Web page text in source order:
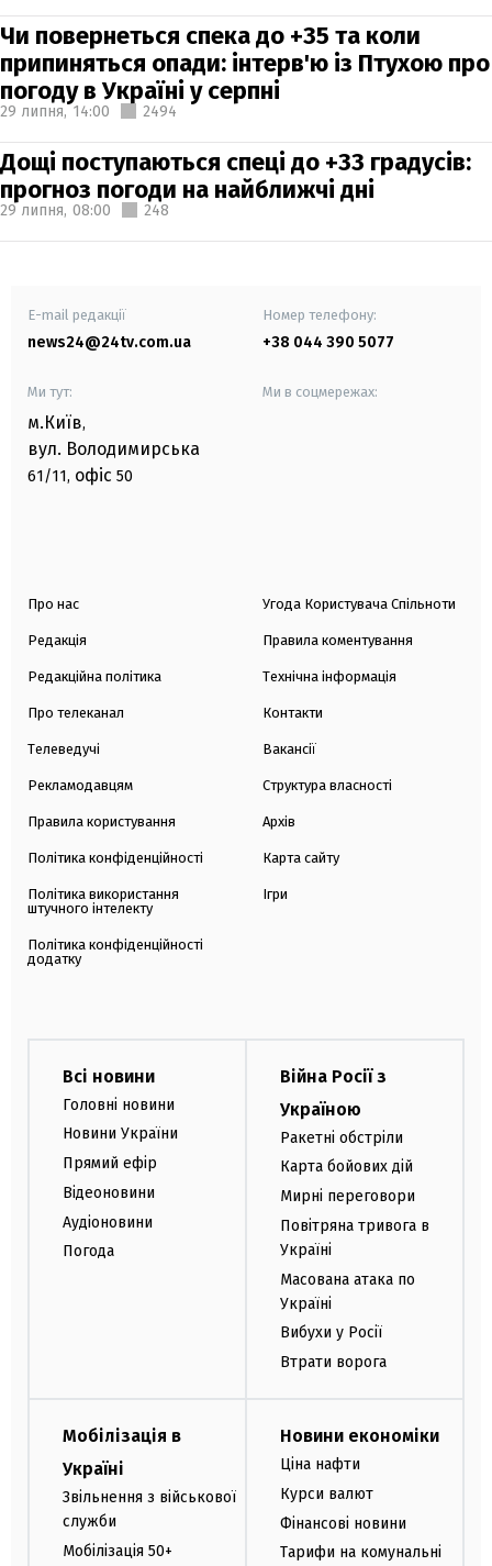
Чи повернеться спека до +35 та коли
припиняться опади: інтерв'ю із Птухою про
погоду в Україні у серпні
29 липня, 14:00 2494
Дощі поступаються спеці до +33 градусів:
прогноз погоди на найближчі дні
29 липня, 08:00 248
E-mail редакції
news24@24tv.com.ua
Номер телефону:
+38 044 390 5077
Ми тут:
м.Київ,
вул. Володимирська
61/11, офіс 50
Ми в соцмережах:
Про нас
Редакція
Редакційна політика
Про телеканал
Телеведучі
Рекламодавцям
Правила користування
Політика конфіденційності
Політика використання
штучного інтелекту
Політика конфіденційності
додатку
Угода Користувача Спільноти
Правила коментування
Технічна інформація
Контакти
Вакансії
Структура власності
Архів
Карта сайту
Ігри
Всі новини
Головні новини
Новини України
Прямий ефір
Відеоновини
Аудіоновини
Погода
Війна Росії з
Україною
Ракетні обстріли
Карта бойових дій
Мирні переговори
Повітряна тривога в
Україні
Масована атака по
Україні
Вибухи у Росії
Втрати ворога
Мобілізація в
Україні
Звільнення з військової
служби
Мобілізація 50+
Новини економіки
Ціна нафти
Курси валют
Фінансові новини
Тарифи на комунальні